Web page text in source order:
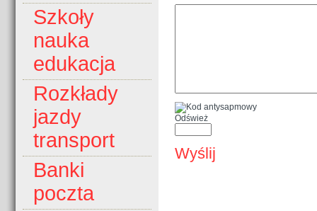
Szkoły
nauka
edukacja
Rozkłady
jazdy
transport
Banki
poczta
Odśwież
Wyślij